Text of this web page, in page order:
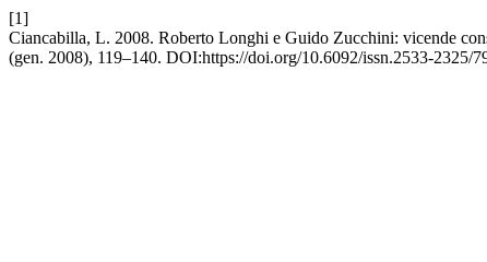
[1]
Ciancabilla, L. 2008. Roberto Longhi e Guido Zucchini: vicende
(gen. 2008), 119–140. DOI:https://doi.org/10.6092/issn.2533-2325/